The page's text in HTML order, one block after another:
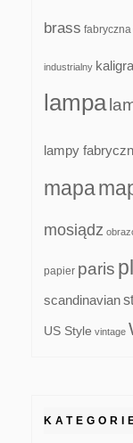
brass fabryczna
industrialny
lampa
lampy
mapa
mosiądz
papier paris
scandinavian
US Style vintage